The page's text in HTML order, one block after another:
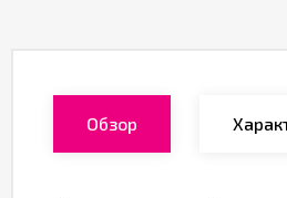
Обзор